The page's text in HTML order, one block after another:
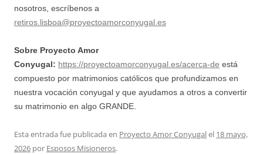
nosotros, escríbenos a
retiros.lisboa@proyectoamorconyugal.es
Sobre Proyecto Amor
Conyugal: https://proyectoamorconyugal.es/acerca-de está
compuesto por matrimonios católicos que profundizamos en
nuestra vocación conyugal y que ayudamos a otros a convertir
su matrimonio en algo GRANDE.
Esta entrada fue publicada en Proyecto Amor Conyugalel 18 mayo,
2026 por Esposos Misioneros.